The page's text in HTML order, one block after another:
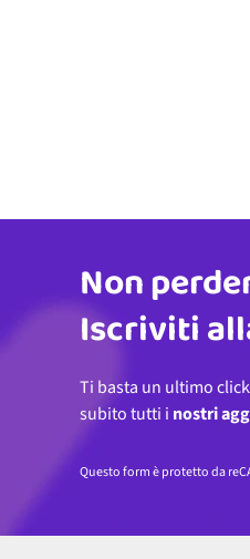
Indirizzo email
Non
Iscriviti
Ti basta un ultimo
subito tutti i nostri
Questo form è protetto da